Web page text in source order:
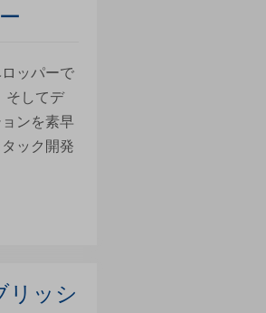
ッパーで
そしてデ
ンを素早
ック開発
リッシ